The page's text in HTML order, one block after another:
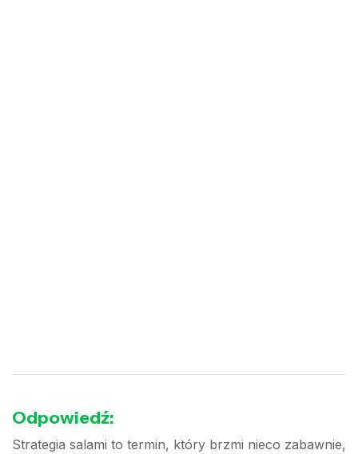
Odpowiedź:
Strategia salami to termin, który brzmi nieco zabawnie,